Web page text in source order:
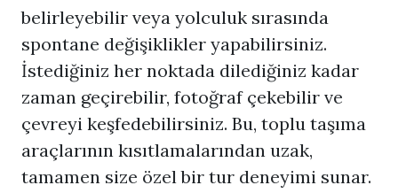
belirleyebilir veya yolculuk sırasında
spontane değişiklikler yapabilirsiniz.
İstediğiniz her noktada dilediğiniz kadar
zaman geçirebilir, fotoğraf çekebilir ve
çevreyi keşfedebilirsiniz. Bu, toplu taşıma
araçlarının kısıtlamalarından uzak,
tamamen size özel bir tur deneyimi sunar.